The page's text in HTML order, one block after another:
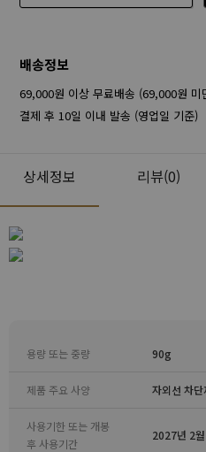
배송정보
69,000원 이상 무료배송 (69,000원
결제 후 10일 이내 발송 (영업일 기준)
상세정보 리뷰(0)
용량 또는 중량 90g
제품 주요 사양 자외선 차단
사용기한 또는 개봉
후 사용기간
2027년 2